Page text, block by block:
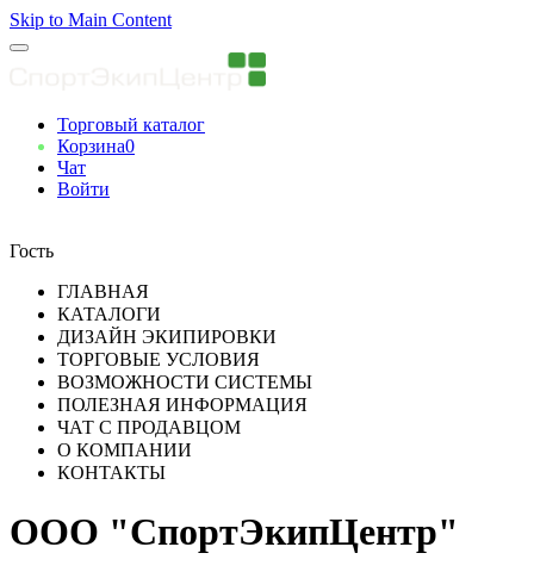
Skip to Main Content
Торговый каталог
Корзина0
Чат
Войти
Гость
ГЛАВНАЯ
КАТАЛОГИ
ДИЗАЙН ЭКИПИРОВКИ
ТОРГОВЫЕ УСЛОВИЯ
ВОЗМОЖНОСТИ СИСТЕМЫ
ПОЛЕЗНАЯ ИНФОРМАЦИЯ
ЧАТ С ПРОДАВЦОМ
О КОМПАНИИ
КОНТАКТЫ
ООО "СпортЭкипЦентр"